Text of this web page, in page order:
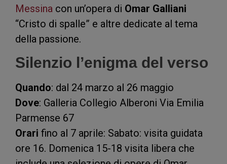
Messina con un’opera di Omar Galliani
“Cristo di spalle” e altre dedicate al tema
della passione.
Silenzio l’enigma del verso
Quando: dal 24 marzo al 26 maggio
Dove: Galleria Collegio Alberoni Via Emilia
Parmense 67
Orari fino al 7 aprile: Sabato: visita guidata
ore 16. Domenica 15-18 visita libera che